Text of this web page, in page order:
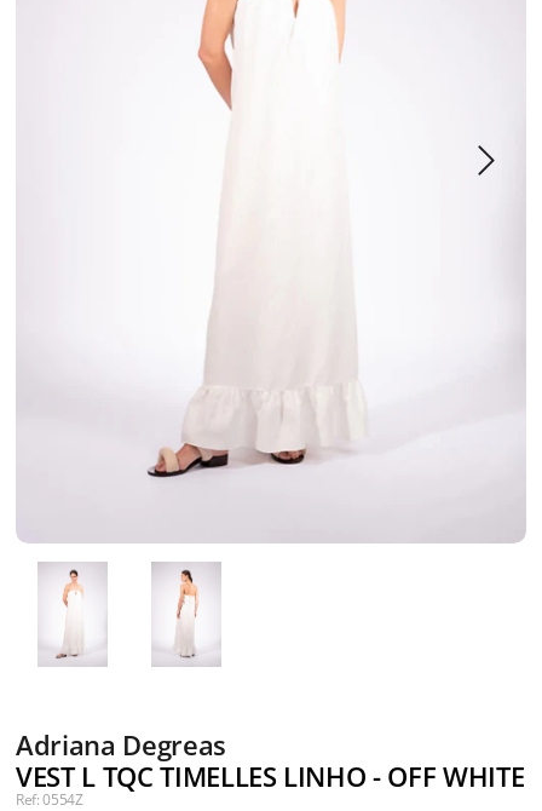
Adriana Degreas
VEST L TQC TIMELLES LINHO - OFF WHITE
Ref: 0554Z